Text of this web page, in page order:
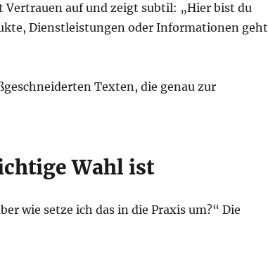
Vertrauen auf und zeigt subtil: „Hier bist du
Dienstleistungen oder Informationen geht
Texten, die genau zur
Wahl ist
wie setze ich das in die Praxis um?“ Die